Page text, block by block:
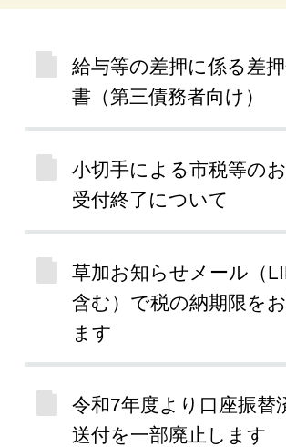
給与等の差押に係る差
書（第三債務者向け）
小切手による市税等の
受付終了について
草加お知らせメール（
含む）で税の納期限を
ます
令和7年度より口座振替
送付を一部廃止します